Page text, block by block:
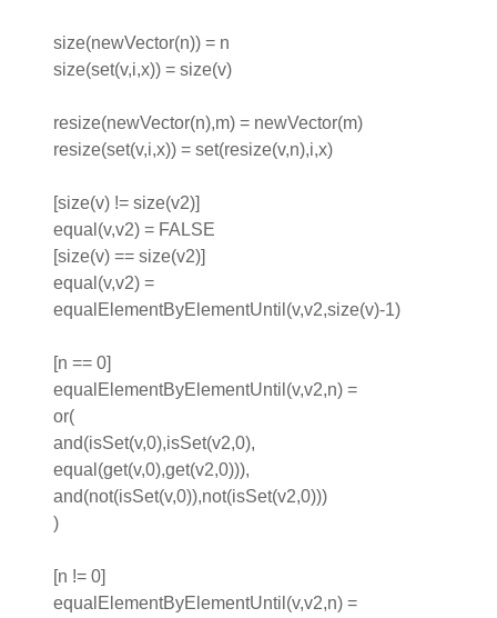
size(newVector(n)) = n
size(set(v,i,x)) = size(v)
resize(newVector(n),m) = newVector(m)
resize(set(v,i,x)) = set(resize(v,n),i,x)
[size(v) != size(v2)]
equal(v,v2) = FALSE
[size(v) == size(v2)]
equal(v,v2) =
equalElementByElementUntil(v,v2,size(v)-1)
[n == 0]
equalElementByElementUntil(v,v2,n) =
or(
and(isSet(v,0),isSet(v2,0),
equal(get(v,0),get(v2,0))),
and(not(isSet(v,0)),not(isSet(v2,0)))
)
[n != 0]
equalElementByElementUntil(v,v2,n) =